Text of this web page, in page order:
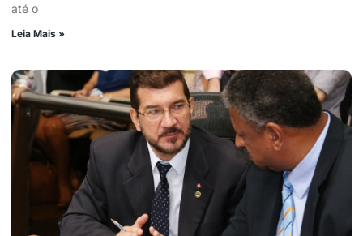
até o
Leia Mais »